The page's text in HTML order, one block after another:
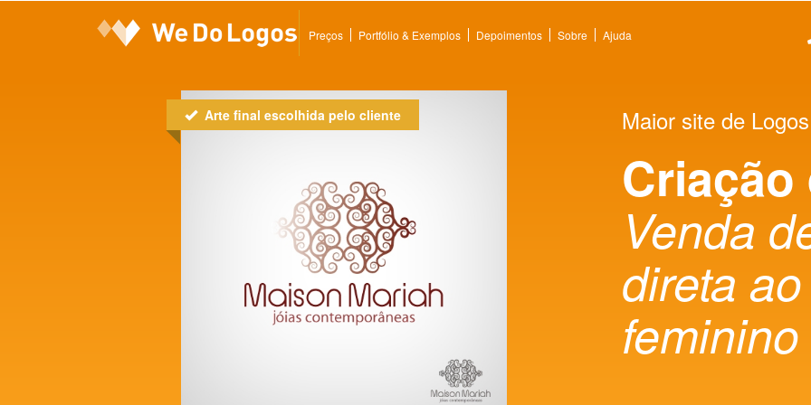
Preços Portfólio & Exemplos Depoimentos Sobre Ajuda
Arte final escolhida pelo cliente Maior site de
Criação
Venda
direta
feminino